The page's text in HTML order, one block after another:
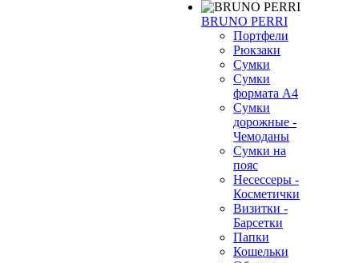
BRUNO PERRI
Портфели
Рюкзаки
Сумки
Сумки
формата А4
Сумки
дорожные -
Чемоданы
Сумки на
пояс
Несессеры -
Косметички
Визитки -
Барсетки
Папки
Кошельки